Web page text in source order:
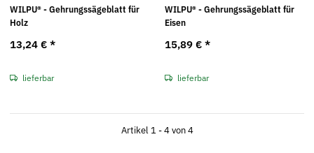
WILPU® - Gehrungssägeblatt für
Holz
13,24 € *
lieferbar
WILPU® - Gehrungssägeblatt für
Eisen
15,89 € *
lieferbar
Artikel 1 - 4 von 4